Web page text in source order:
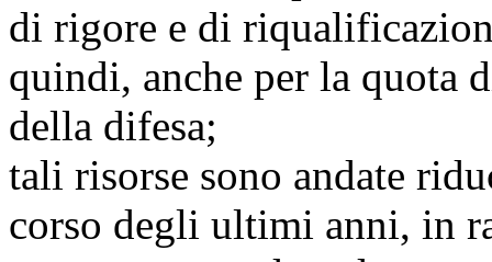
di rigore e di
quindi, anche per la quota
della difesa;
tali risorse sono andate
corso degli ultimi anni, in